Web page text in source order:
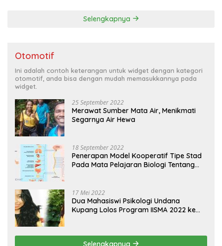
Selengkapnya
Otomotif
Ini adalah contoh keterangan untuk widget dengan kategori
otomotif, anda bisa dengan mudah memasukkannya pada
widget.
25 September 2022
Merawat Sumber Mata Air, Menikmati
Segarnya Air Hewa
18 September 2022
Penerapan Model Kooperatif Tipe Stad
Pada Mata Pelajaran Biologi Tentang
17 Mei 2022
Dua Mahasiswi Psikologi Undana
Kupang Lolos Program IISMA 2022 ke
Selengkapnya